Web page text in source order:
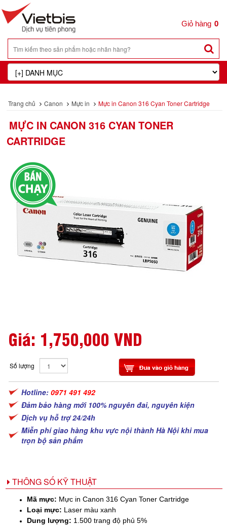
0
Trang chủ Canon Mực in Mực in Canon 316 Cyan Toner Cartridge
MỰC IN CANON 316 CYAN TONER
CARTRIDGE
Giá: 1,750,000 VND
Số lượng
Hotline: 0971 491 492
Đảm bảo hàng mới 100% nguyên đai, nguyên kiện
Dịch vụ hỗ trợ 24/24h
Miễn phí giao hàng khu vực nội thành Hà Nội khi mua
trọn bộ sản phẩm
THÔNG SỐ KỸ THUẬT
Mã mực: Mực in Canon 316 Cyan Toner Cartridge
Loại mực: Laser màu xanh
Dung lượng: 1.500 trang độ phủ 5%